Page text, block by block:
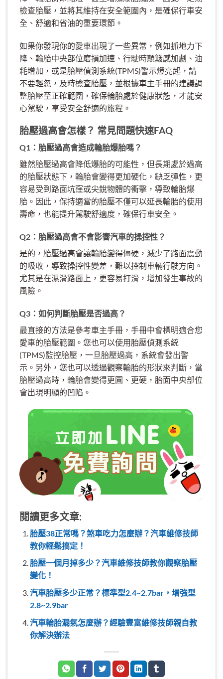
檢查胎壓，並將其維持在安全範圍內，是確保行車安
全、舒適和省油的重要環節。
如果你發現你的愛車出現了一些異常，例如抓地力下
降、輪胎中央部位磨損加速、行駛時顛簸感加劇、油
耗增加，或是胎壓偵測系統(TPMS)警示燈亮起，請
不要輕忽，及時檢查胎壓，並根據車主手冊的建議調
整胎壓至正確範圍，確保輪胎處於健康狀態，才能安
心駕駛，享受安全舒適的旅程。
胎壓過高會怎樣？ 常見問題快速FAQ
Q1：胎壓過高會造成輪胎爆胎嗎？
雖然胎壓過高會降低爆胎的可能性，但長期處於過高
的胎壓狀態下，輪胎會變得更加硬化，缺乏彈性，更
容易受到路面坑窪或尖銳物體的衝擊，導致輪胎爆
胎。因此，保持適當的胎壓不僅可以延長輪胎的使用
壽命，也能提升駕駛舒適度，確保行車安全。
Q2：胎壓過高會不會影響汽車的操控性？
是的，胎壓過高會讓輪胎變得僵硬，減少了路面震動
的吸收，導致操控性變差，難以控制車輛行駛方向。
尤其是在濕滑路面上，更容易打滑，增加發生事故的
風險。
Q3：如何判斷胎壓是否過高？
最直接的方法是參考車主手冊，手冊中會標明適合您
愛車的胎壓範圍。您也可以使用胎壓偵測系統
(TPMS)監控胎壓，一旦胎壓過高，系統會發出警
示。另外，您也可以透過觀察輪胎的形狀來判斷，當
胎壓過高時，輪胎會變得更圓、更硬，胎面中央部位
會出現明顯的凹陷。
閱讀更多文章:
胎壓38正常嗎？煞車吃力怎麼辦？汽車維修技師
教你輕鬆搞定！
胎壓一個月掉多少？汽車維修技師教你觀察胎壓
變化！
汽車胎壓多少正常？標準型2.4~2.7bar，增強型
2.8~2.9bar
汽車輪胎漏氣怎麼辦？經驗豐富維修技師親自教
你解決辦法